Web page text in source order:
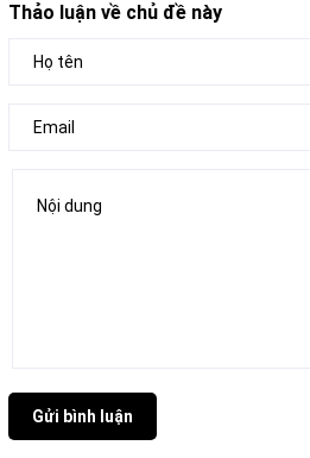
Thảo luận về chủ đề này
Gửi bình luận